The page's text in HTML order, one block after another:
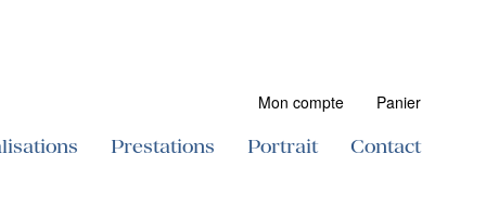
Mon compte Panier
Prestations Portrait Contact